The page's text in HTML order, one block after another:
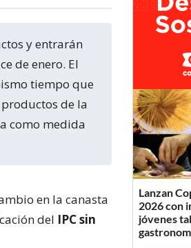
de enero. El
tiempo que
de la
como medida
en la canasta
del IPC sin
Lanzan
2026 con
jóvenes